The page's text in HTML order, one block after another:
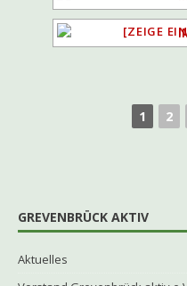
[ZEIGE
1 2
GREVENBRÜCK AKTIV
Aktuelles